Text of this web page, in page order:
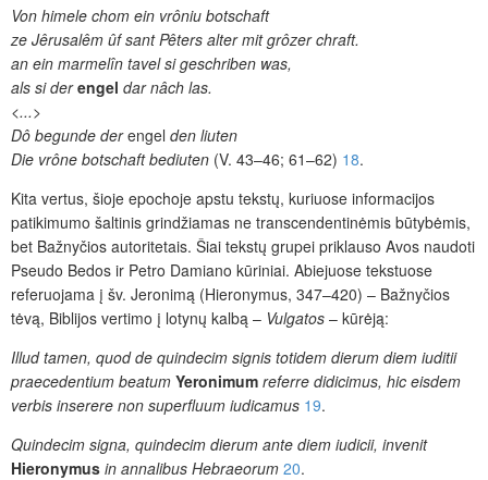
Von himele chom ein vrôniu botschaft
ze Jêrusalêm ûf sant Pêters alter mit grôzer chraft.
an ein marmelîn tavel si geschriben was,
als si derengel dar nâch las.
<...>
Dô begunde derengel den liuten
Die vrône botschaft bediuten (V. 43–46; 61–62) 18.
Kita vertus, šioje epochoje apstu tekstų, kuriuose informacijos
patikimumo šaltinis grindžiamas ne transcendentinėmis būtybėmis,
bet Bažnyčios autoritetais. Šiai tekstų grupei priklauso Avos naudoti
Pseudo Bedos ir Petro Damiano kūriniai. Abiejuose tekstuose
referuojama į šv. Jeronimą (Hieronymus, 347–420) – Bažnyčios
tėvą, Biblijos vertimo į lotynų kalbą – Vulgatos – kūrėją:
Illud tamen, quod de quindecim signis totidem dierum diem iuditii
praecedentium beatum Yeronimum referre didicimus, hic eisdem
verbis inserere non superfluum iudicamus 19.
Quindecim signa, quindecim dierum ante diem iudicii, invenit
Hieronymus in annalibus Hebraeorum 20.